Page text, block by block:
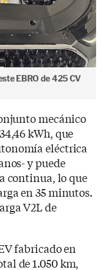
EBRO de 425 CV
mecánico
kWh, que
eléctrica
y puede
continua, lo que
en 35 minutos.
V2L de
fabricado en
de 1.050 km,